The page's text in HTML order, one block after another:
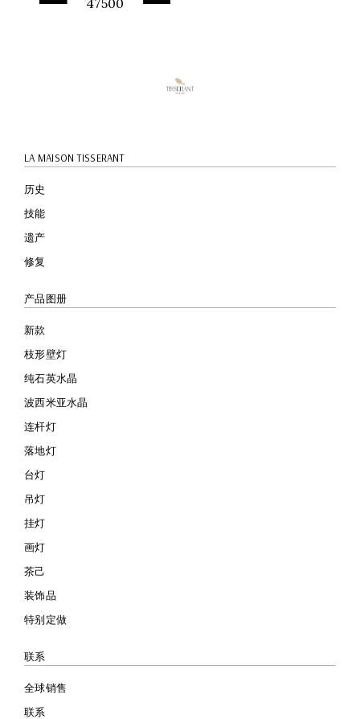
47500
LA MAISON TISSERANT
历史
技能
遗产
修复
产品图册
新款
枝形壁灯
纯石英水晶
波西米亚水晶
连杆灯
落地灯
台灯
吊灯
挂灯
画灯
茶己
装饰品
特别定做
联系
全球销售
联系